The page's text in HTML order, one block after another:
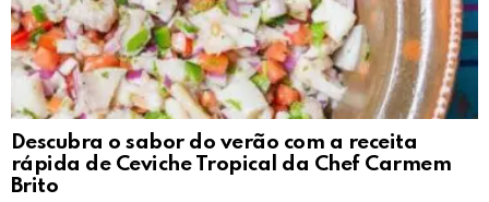
Descubra o sabor do verão com a receita
rápida de Ceviche Tropical da Chef Carmem
Brito